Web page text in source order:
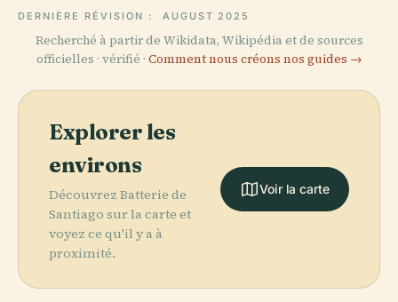
DERNIÈRE RÉVISION : AUGUST 2025
Recherché à partir de Wikidata, Wikipédia et de sources
officielles · vérifié · Comment nous créons nos guides →
Explorer les
environs
Découvrez Batterie de
Santiago sur la carte et
voyez ce qu'il y a à
proximité.
Voir la carte